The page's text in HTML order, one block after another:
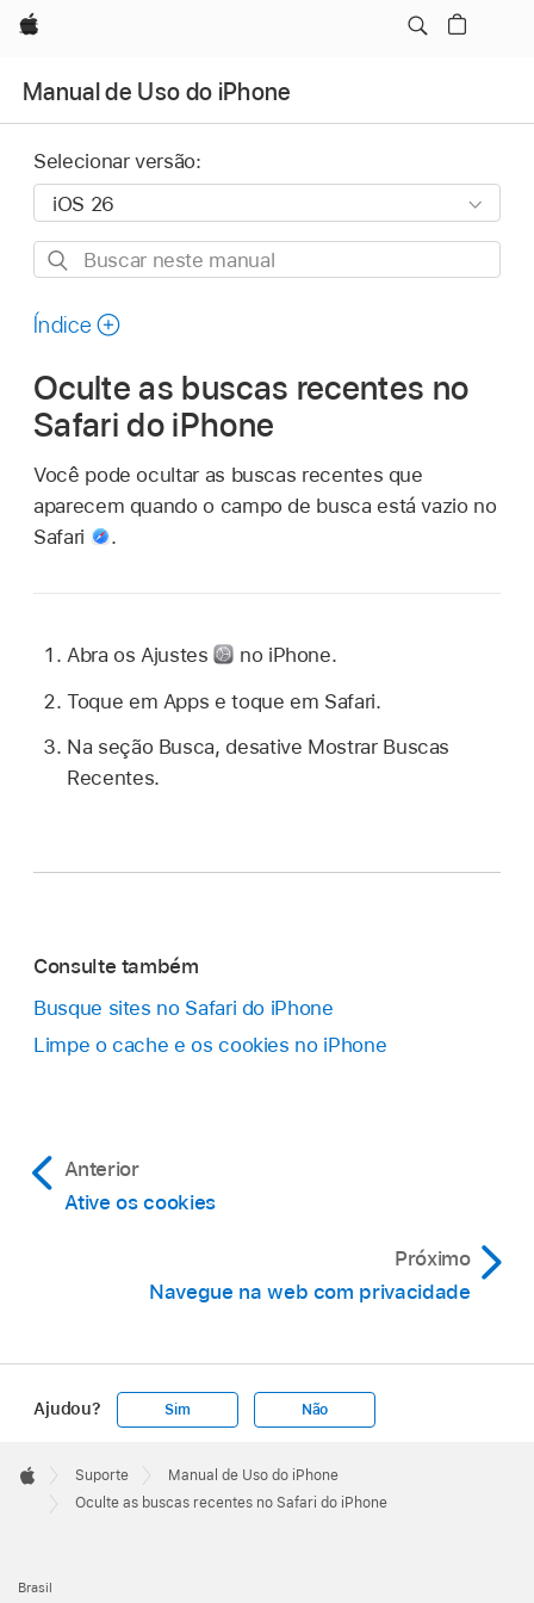
Apple
Manual de Uso do iPhone
Selecionar versão:
Buscar
manual
Índice
Oculte as buscas recentes no
Safari do iPhone
Você pode ocultar as buscas recentes que
aparecem quando o campo de busca está vazio no
Safari
.
Abra os Ajustes
no iPhone.
Toque em Apps e toque em Safari.
Na seção Busca, desative Mostrar Buscas
Recentes.
Consulte também
Busque sites no Safari do iPhone
Limpe o cache e os cookies no iPhone
Anterior
Ative os cookies
Próximo
Navegue na web com privacidade
Ajudou? Sim Não
Footer

Apple
Suporte
Manual de Uso do iPhone
Oculte as buscas recentes no Safari do iPhone
Brasil